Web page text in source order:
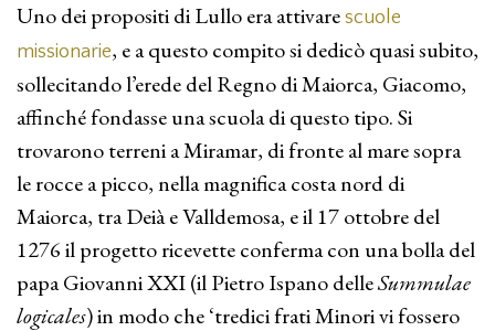
Uno dei propositi di Lullo era attivare scuole
missionarie, e a questo compito si dedicò quasi subito,
sollecitando l’erede del Regno di Maiorca, Giacomo,
affinché fondasse una scuola di questo tipo. Si
trovarono terreni a Miramar, di fronte al mare sopra
le rocce a picco, nella magnifica costa nord di
Maiorca, tra Deià e Valldemosa, e il 17 ottobre del
1276 il progetto ricevette conferma con una bolla del
papa Giovanni XXI (il Pietro Ispano delleSummulae
logicales) in modo che ‘tredici frati Minori vi fossero